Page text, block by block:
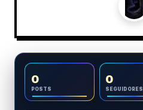
0
POSTS
0
SEGUIDORES